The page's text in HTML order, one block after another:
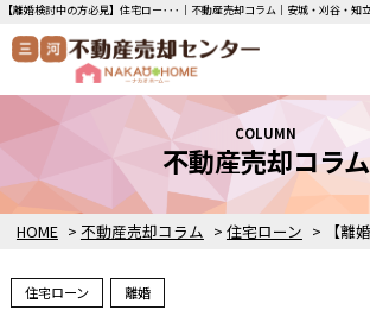
HOME > 不動産売却コラム > 住宅ローン >
COLUMN
不動産売却コラム
住宅ローン 離婚